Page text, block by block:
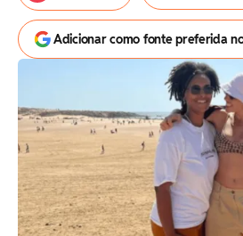
Adicionar como fonte preferida